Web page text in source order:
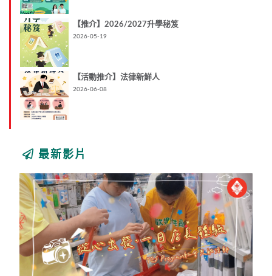
【推介】2026/2027升學秘笈
2026-05-19
【活動推介】法律新鮮人
2026-06-08
最新影片